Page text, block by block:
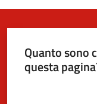
argomenti
Quanto sono
questa